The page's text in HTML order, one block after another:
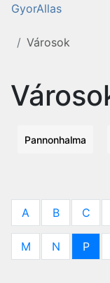
GyorAllas
Városok
Pannonhalma
A B C
M N P